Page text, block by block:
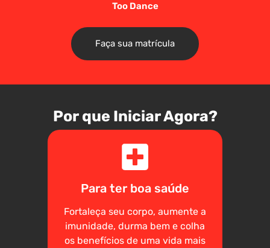
Too Dance
Faça sua matrícula
Por que Iniciar Agora?
Para ter boa saúde
Fortaleça seu corpo, aumente a
imunidade, durma bem e colha
os benefícios de uma vida mais